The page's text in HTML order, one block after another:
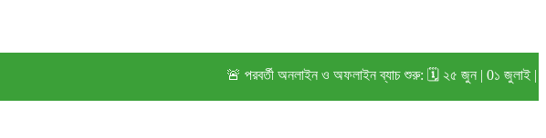
🚨 পরবর্তী অনলাইন ও অফলাইন ব্যাচ শুরু: 🗓️ ২৫ জুন | 0১ জুলাই | ১৫ জুলাই